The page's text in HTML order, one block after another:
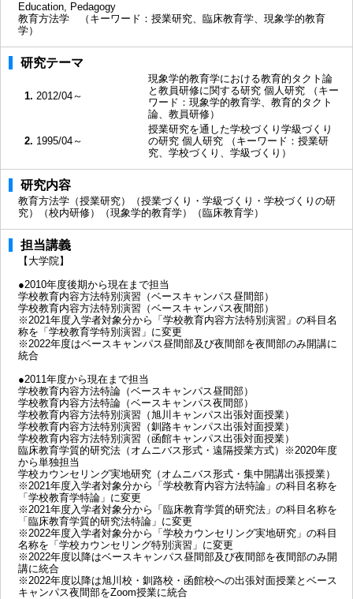
Education, Pedagogy
教育方法学 （キーワード：授業研究、臨床教育学、現象学的教育
学）
研究テーマ
1. 2012/04～
現象学的教育学における教育的タクト論
と教員研修に関する研究 個人研究 （キー
ワード：現象学的教育学、教育的タクト
論、教員研修）
2. 1995/04～
授業研究を通した学校づくり学級づくり
の研究 個人研究 （キーワード：授業研
究、学校づくり、学級づくり）
研究内容
教育方法学（授業研究）（授業づくり・学級づくり・学校づくりの研
究）（校内研修）（現象学的教育学）（臨床教育学）
担当講義
【大学院】
●2010年度後期から現在まで担当
学校教育内容方法特別演習（ベースキャンパス昼間部）
学校教育内容方法特別演習（ベースキャンパス夜間部）
※2021年度入学者対象分から「学校教育内容方法特別演習」の科目名
称を「学校教育学特別演習」に変更
※2022年度はベースキャンパス昼間部及び夜間部を夜間部のみ開講に
統合
●2011年度から現在まで担当
学校教育内容方法特論（ベースキャンパス昼間部）
学校教育内容方法特論（ベースキャンパス夜間部）
学校教育内容方法特別演習（旭川キャンパス出張対面授業）
学校教育内容方法特別演習（釧路キャンパス出張対面授業）
学校教育内容方法特別演習（函館キャンパス出張対面授業）
臨床教育学質的研究法（オムニバス形式・遠隔授業方式）※2020年度
から単独担当
学校カウンセリング実地研究（オムニバス形式・集中開講出張授業）
※2021年度入学者対象分から「学校教育内容方法特論」の科目名称を
「学校教育学特論」に変更
※2021年度入学者対象分から「臨床教育学質的研究法」の科目名称を
「臨床教育学質的研究法特論」に変更
※2022年度入学者対象分から「学校カウンセリング実地研究」の科目
名称を「学校カウンセリング特別演習」に変更
※2022年度以降はベースキャンパス昼間部及び夜間部を夜間部のみ開
講に統合
※2022年度以降は旭川校・釧路校・函館校への出張対面授業とベース
キャンパス夜間部をZoom授業に統合